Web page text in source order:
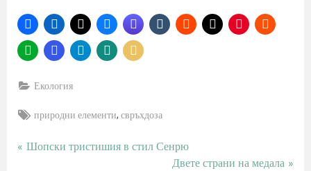
Екология
Tags:
природни елементи,свръхдоза
Навигация
P
Шопски тристишия в стил Сенрю
N
Двете страни на медала